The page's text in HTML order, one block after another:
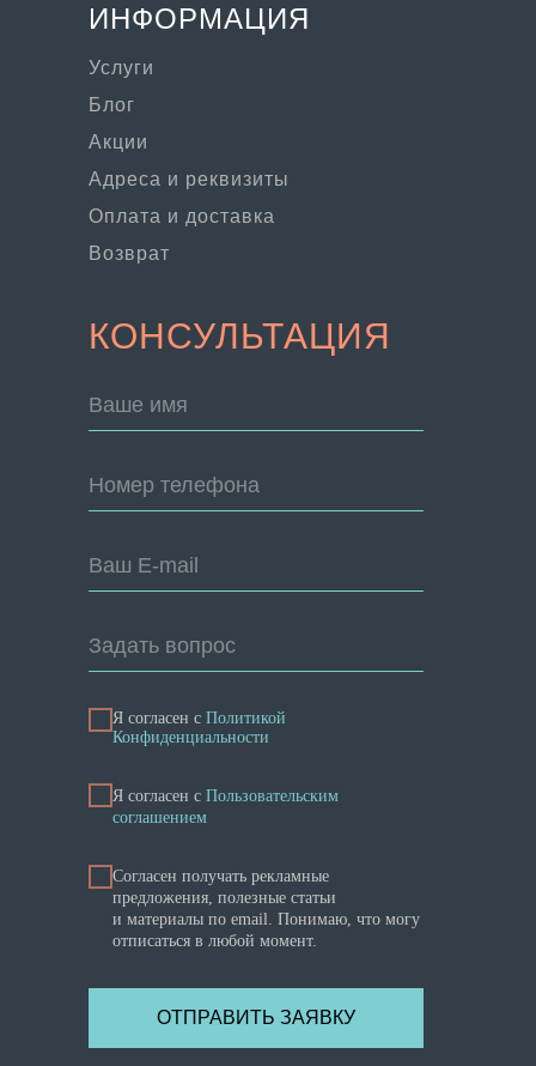
ИНФОРМАЦИЯ
Услуги
Адреса и реквизиты
КОНСУЛЬТАЦИЯ
Ваше имя
Номер телефона
Ваш E-mail
Задать вопрос
Я согласен с Политикой
Конфиденциальности
Я cогласен с Пользовательским
соглашением
Согласен получать рекламные
предложения, полезные статьи
и материалы по email. Понимаю, что могу
отписаться в любой момент.
ОТПРАВИТЬ ЗАЯВКУ
Оплата и доставка
Возврат
Блог
Акции